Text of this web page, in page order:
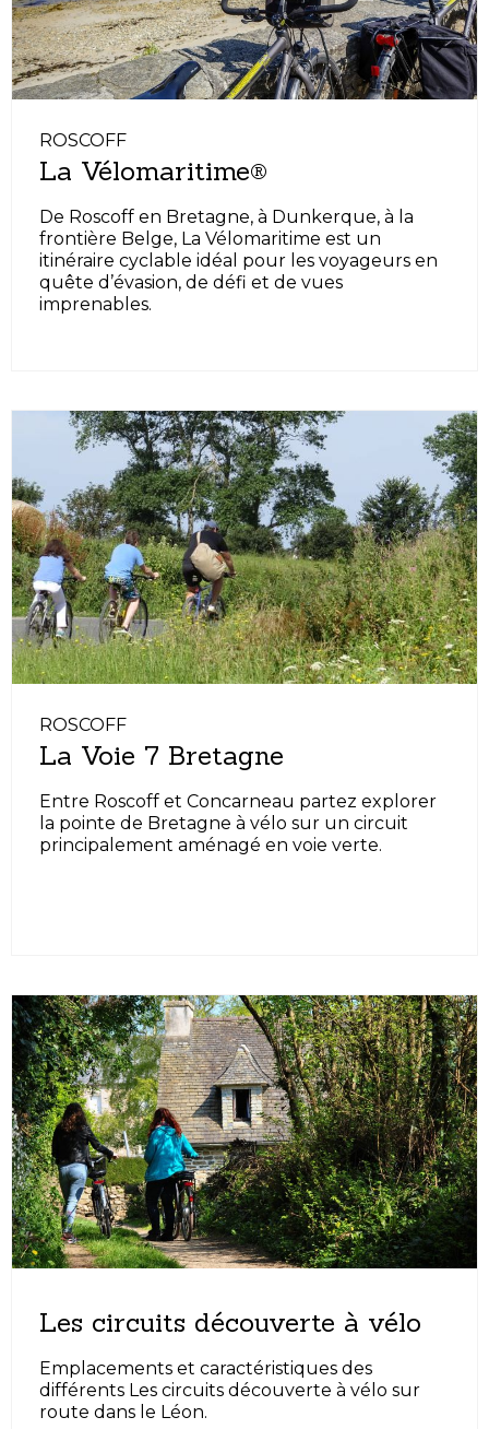
ROSCOFF
La Vélomaritime®
De Roscoff en Bretagne, à Dunkerque, à la
frontière Belge, La Vélomaritime est un
itinéraire cyclable idéal pour les voyageurs en
quête d’évasion, de défi et de vues
imprenables.
ROSCOFF
La Voie 7 Bretagne
Entre Roscoff et Concarneau partez explorer
la pointe de Bretagne à vélo sur un circuit
principalement aménagé en voie verte.
Les circuits découverte à vélo
Emplacements et caractéristiques des
différents Les circuits découverte à vélo sur
route dans le Léon.